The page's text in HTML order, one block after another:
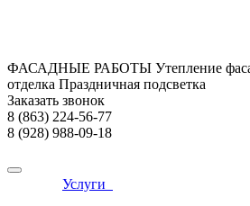
ФАСАДНЫЕ РАБОТЫ Утепление
отделка Праздничная подсветка
Заказать звонок
8 (863) 224-56-77
8 (928) 988-09-18
Услуги